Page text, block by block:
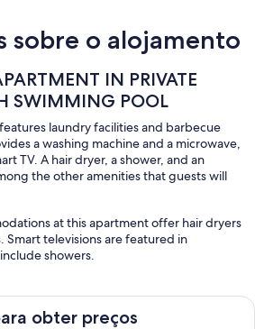
sobre o alojamento
IN PRIVATE
SWIMMING POOL
laundry facilities and barbecue
a washing machine and a microwave,
TV. A hair dryer, a shower, and an
the other amenities that guests will
at this apartment offer hair dryers
televisions are featured in
showers.
obter preços